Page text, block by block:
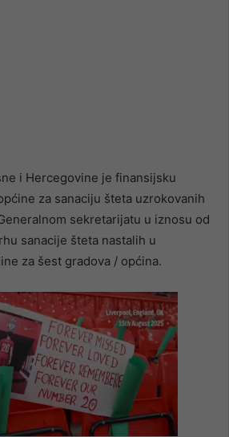
i Hercegovine je finansijsku
za sanaciju šteta uzrokovanih
sekretarijatu u iznosu od
sanacije šteta nastalih u
za šest gradova / općina.